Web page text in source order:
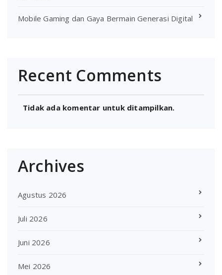
Mobile Gaming dan Gaya Bermain Generasi Digital
Recent Comments
Tidak ada komentar untuk ditampilkan.
Archives
Agustus 2026
Juli 2026
Juni 2026
Mei 2026